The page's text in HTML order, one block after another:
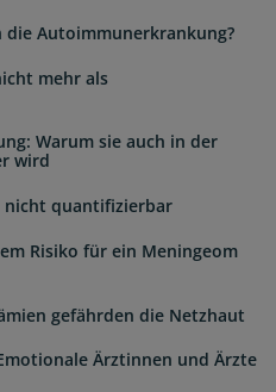
die Autoimmunerkrankung?
mehr als
Warum sie auch in der
wird
nicht quantifizierbar
Risiko für ein Meningeom
gefährden die Netzhaut
Ärztinnen und Ärzte